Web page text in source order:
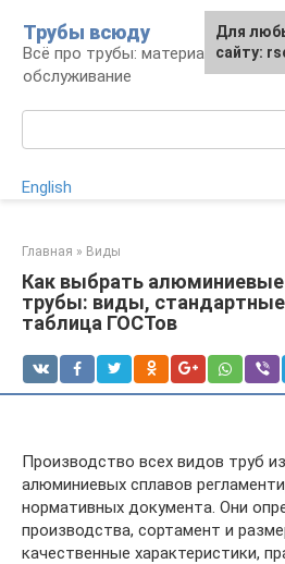
контенту
Трубы всюду
Всё про трубы: материалы,
обслуживание
English
Главная » Виды
Как выбрать
трубы: виды,
таблица ГОСТов
Производство всех видов труб
алюминиевых сплавов
нормативных документа. Они
производства, сортамент и
качественные характеристики,
Для
сайту: